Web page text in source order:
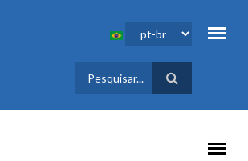
FORMULÁRIO
DE BUSCA